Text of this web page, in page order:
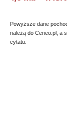
Powyższe dane
należą do Ceneo.pl, a
cytatu.